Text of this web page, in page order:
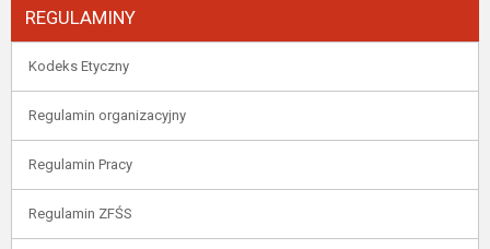
REGULAMINY
Kodeks Etyczny
Regulamin organizacyjny
Regulamin Pracy
Regulamin ZFŚS